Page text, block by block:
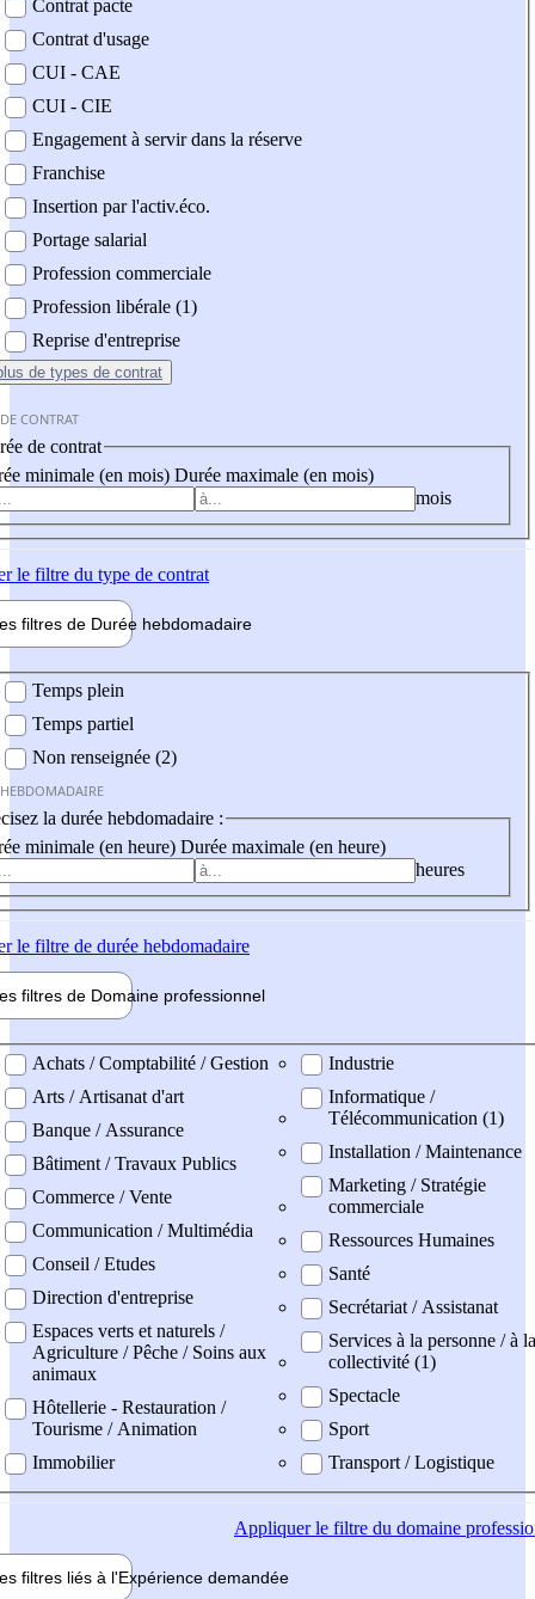
Contrat pacte
Contrat d'usage
CUI - CAE
CUI - CIE
Engagement à servir dans la réserve
Franchise
Insertion par l'activ.éco.
Portage salarial
Profession commerciale
Profession libérale (1)
Reprise d'entreprise
de types de contrat
CONTRAT
de contrat
minimale (en mois) Durée maximale (en mois)
mois
le filtre du type de contrat
filtres de Durée hebdomadaire
Temps plein
Temps partiel
Non renseignée (2)
la durée hebdomadaire :
minimale (en heure) Durée maximale (en heure)
heures
le filtre de durée hebdomadaire
filtres de Domaine professionnel
professionel
Achats / Comptabilité / Gestion
Arts / Artisanat d'art
Banque / Assurance
Bâtiment / Travaux Publics
Commerce / Vente
Communication / Multimédia
Conseil / Etudes
Direction d'entreprise
Espaces verts et naturels /
Agriculture / Pêche / Soins aux
animaux
Hôtellerie - Restauration /
Tourisme / Animation
Immobilier
Industrie
Informatique /
Télécommunication (1)
Installation / Maintenance
Marketing / Stratégie
commerciale
Ressources Humaines
Santé
Secrétariat / Assistanat
Services à la personne / à la
collectivité (1)
Spectacle
Sport
Transport / Logistique
Appliquerle filtre du domaine
filtres liés à l'Expérience demandée